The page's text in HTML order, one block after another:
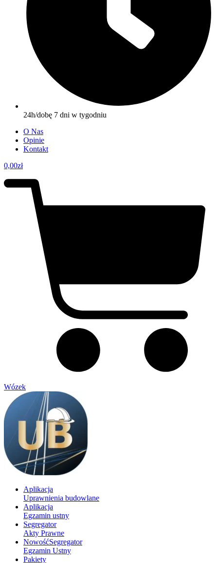
24h/dobę 7 dni w tygodniu
O Nas
Opinie
Kontakt
0,00zł
Wózek
Aplikacja
Uprawnienia budowlane
Aplikacja
Egzamin ustny
Segregator
Akty Prawne
NowośćSegregator
Egzamin Ustny
Pakiety